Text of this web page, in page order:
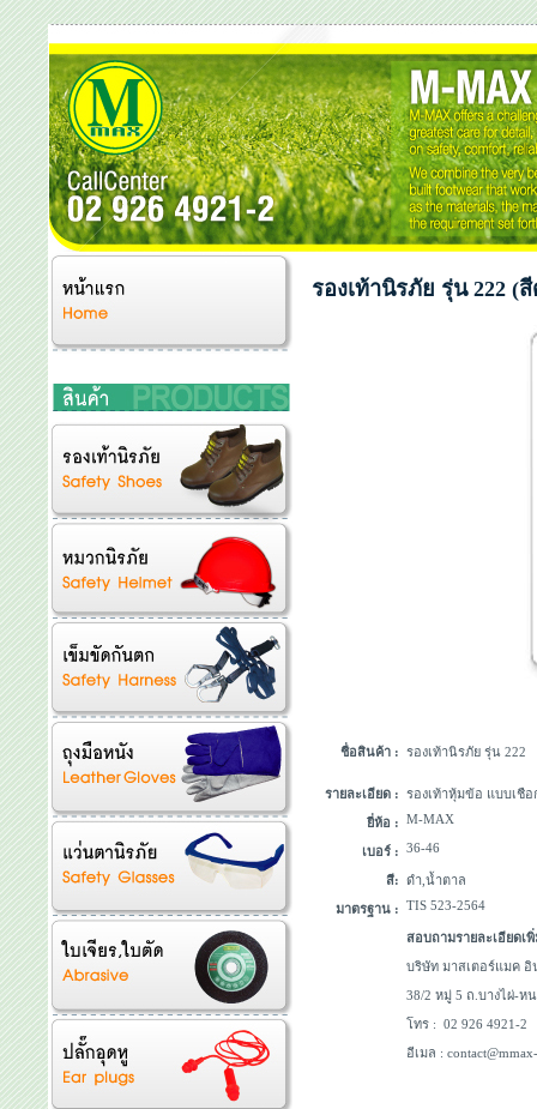
รองเท้านิรภัย รุ่น 222 (
ชื่อสินค้า : รองเท้านิรภัย รุ่น 222
รายละเอียด : รองเท้าหุ้มข้อ แบบเชือ
ยี่ห้อ : M-MAX
เบอร์ : 36-46
สี: ดำ,น้ำตาล
มาตรฐาน : TIS 523-2564
สอบถามรายละเอียดเ
บริษัท มาสเตอร์แมค
38/2 หมู่ 5 ถ.บางไผ่-ห
โทร : 02 926
อีเมล :